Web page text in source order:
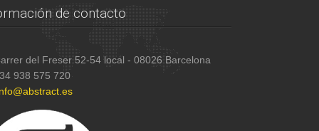
de contacto
del Freser 52-54 local - 08026 Barcelona
938 575 720